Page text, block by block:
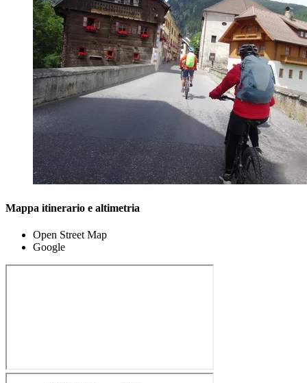
Mappa itinerario e altimetria
Open Street Map
Google